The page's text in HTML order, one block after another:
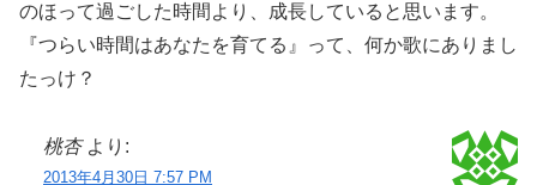
のほって過ごした時間より、成長していると思います。
『つらい時間はあなたを育てる』って、何か歌にありまし
たっけ？
桃杏 より:
2013年4月30日 7:57 PM